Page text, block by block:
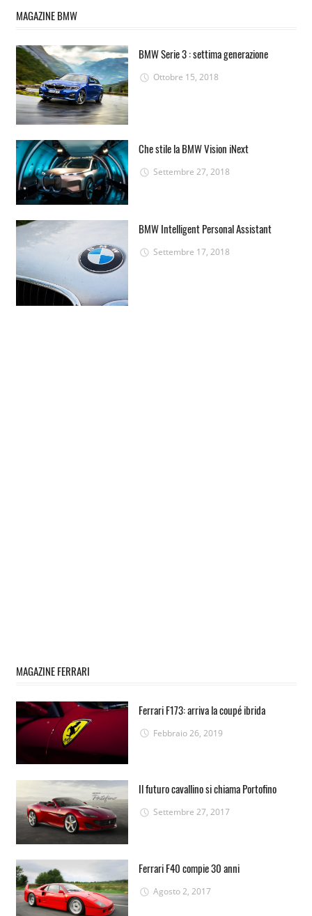
MAGAZINE BMW
BMW Serie 3 : settima generazione
Ottobre 15, 2018
Che stile la BMW Vision iNext
Settembre 27, 2018
BMW Intelligent Personal Assistant
Settembre 17, 2018
MAGAZINE FERRARI
Ferrari F173: arriva la coupé ibrida
Febbraio 26, 2019
Il futuro cavallino si chiama Portofino
Settembre 27, 2017
Ferrari F40 compie 30 anni
Agosto 2, 2017